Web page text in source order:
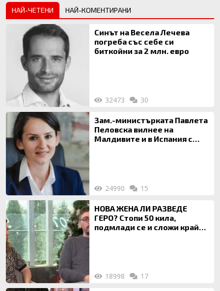
НАЙ-ЧЕТЕНИ НАЙ-КОМЕНТИРАНИ
Синът на Весела Лечева
погреба със себе си
биткойни за 2 млн. евро
32473 30
Зам.-министърката Павлета
Пеловска вилнее на
Малдивите и в Испания с
24990 15
НОВА ЖЕНА ЛИ РАЗВЕДЕ
ГЕРО? Стопи 50 кила,
подмлади се и сложи край
18998 17